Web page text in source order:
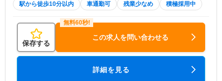
駅から徒歩10分以内 車通勤可 残業少なめ 積極採用中
保存する
この求人を問い合わせる
詳細を見る